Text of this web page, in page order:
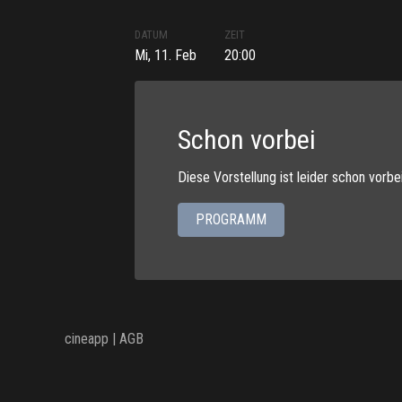
DATUM
Mi, 11. Feb
ZEIT
20:00
Schon vorbei
Diese Vorstellung ist leider schon
PROGRAMM
cineapp | AGB